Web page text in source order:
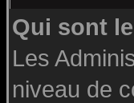
Qui sont
Les
niveau de